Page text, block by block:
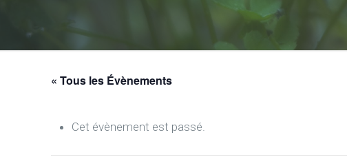
« Tous les Évènements
Cet évènement est passé.